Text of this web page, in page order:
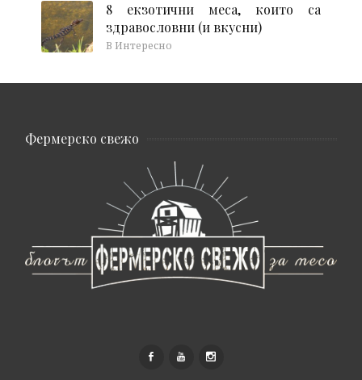
8 екзотични меса, които са
здравословни (и вкусни)
В Интересно
Фермерско свежо